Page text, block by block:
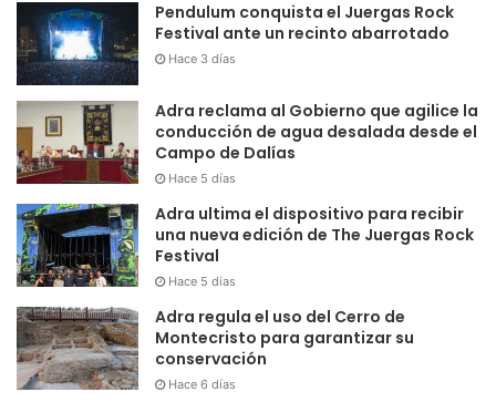
Pendulum conquista el Juergas Rock
Festival ante un recinto abarrotado
Hace 3 días
Adra reclama al Gobierno que agilice la
conducción de agua desalada desde el
Campo de Dalías
Hace 5 días
Adra ultima el dispositivo para recibir
una nueva edición de The Juergas Rock
Festival
Hace 5 días
Adra regula el uso del Cerro de
Montecristo para garantizar su
conservación
Hace 6 días